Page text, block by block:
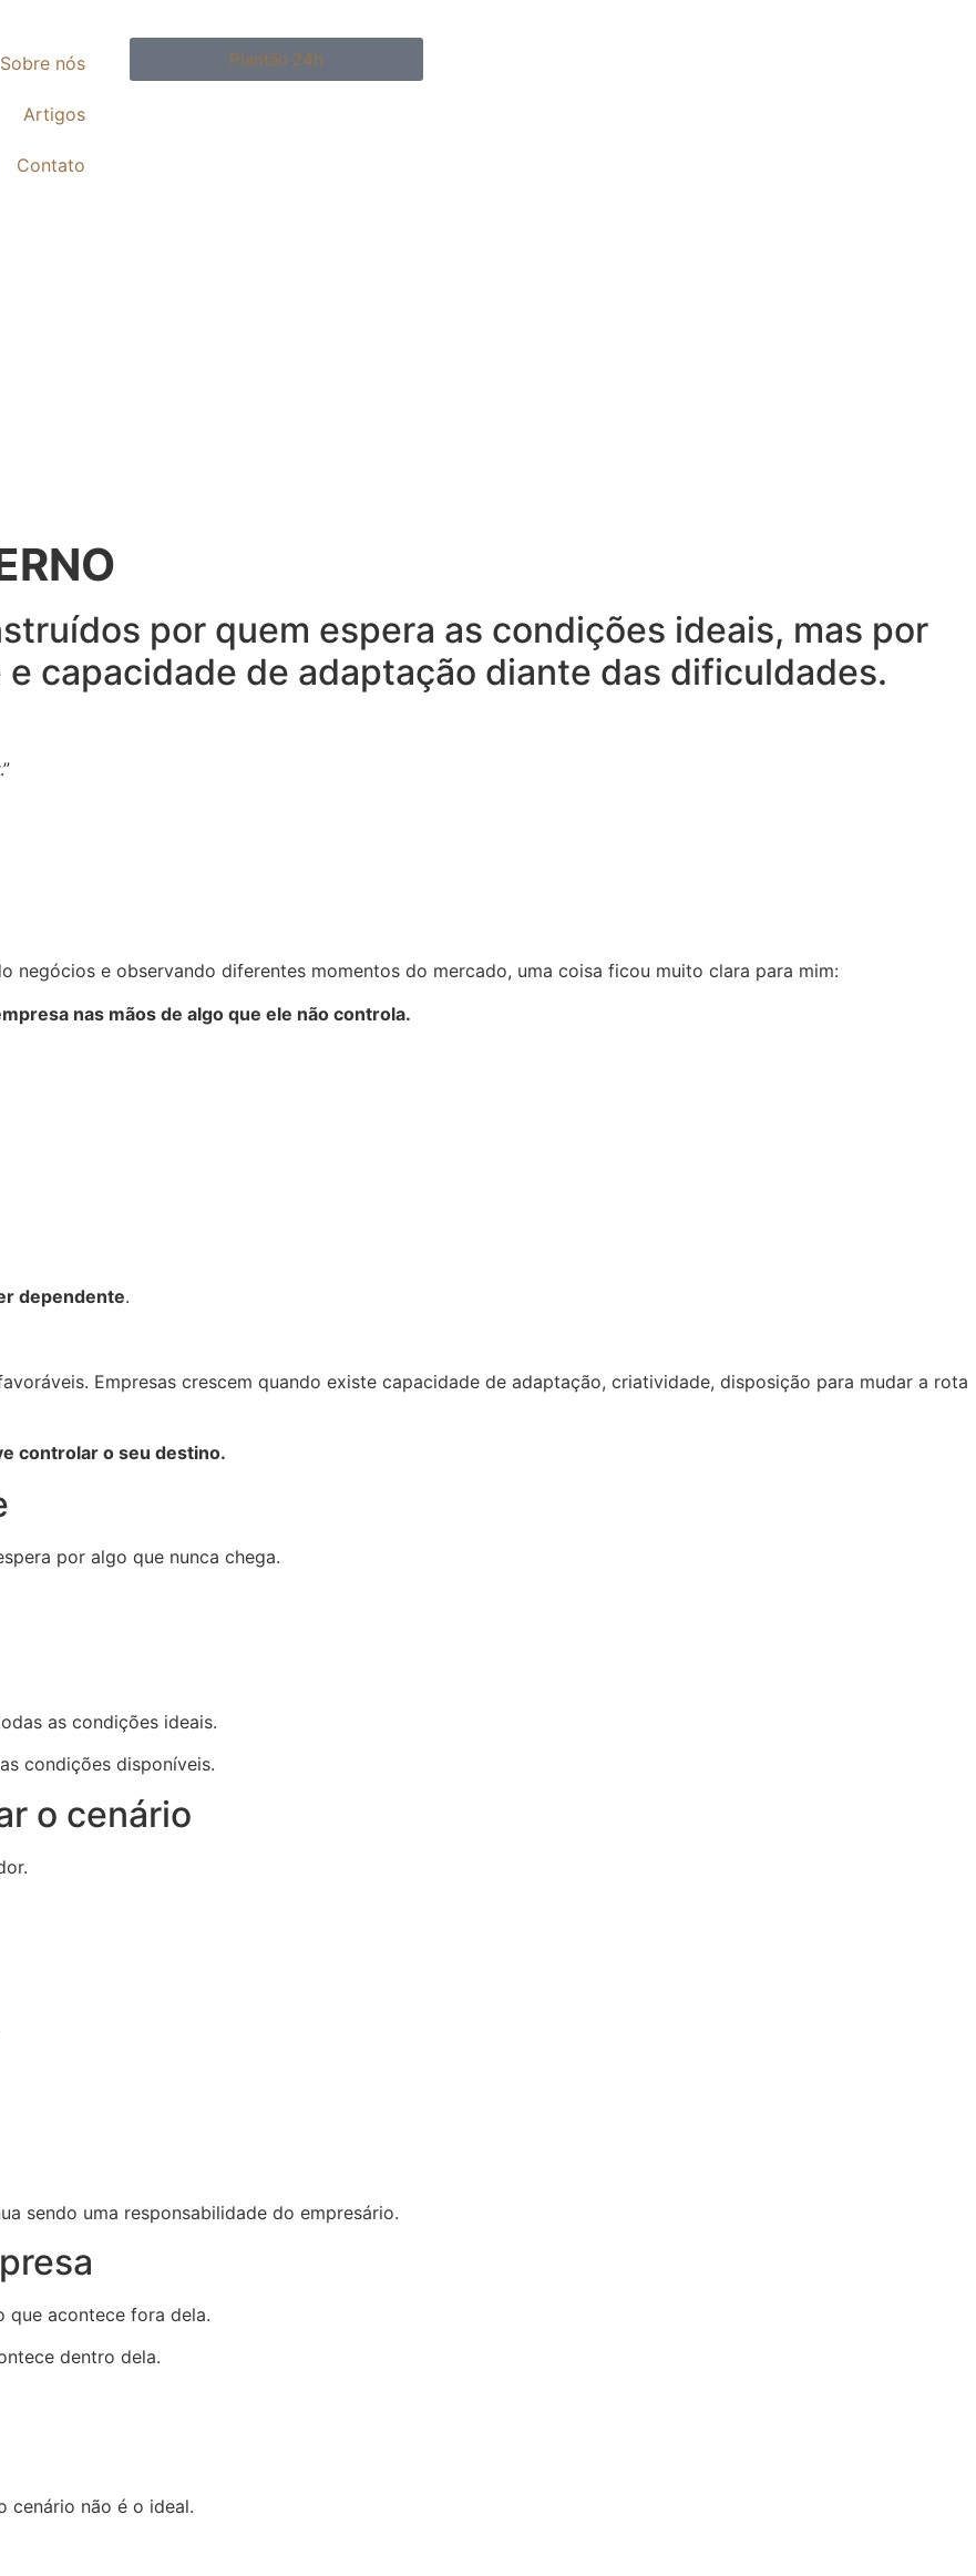
Sobre nós
Artigos
Contato
Plantão 24h
por quem espera as condições ideais, mas por
capacidade de adaptação diante das dificuldades.
negócios e observando diferentes momentos do mercado, uma coisa ficou muito clara para mim:
nas mãos de algo que ele não controla.
dependente.
Empresas crescem quando existe capacidade de adaptação, criatividade, disposição para mudar a rota
controlar o seu destino.
por algo que nunca chega.
as condições ideais.
condições disponíveis.
o cenário
sendo uma responsabilidade do empresário.
que acontece fora dela.
dentro dela.
cenário não é o ideal.